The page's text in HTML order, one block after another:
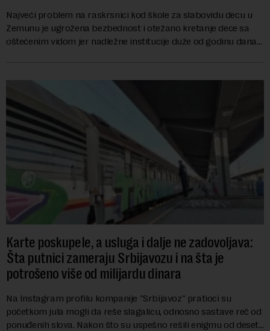
Najveći problem na raskrsnici kod škole za slabovidu decu u
Zemunu je ugrožena bezbednost i otežano kretanje dece sa
oštećenim vidom jer nadležne institucije duže od godinu dana
Karte poskupele, a usluga i dalje ne zadovoljava:
Šta putnici zameraju Srbijavozu i na šta je
potrošeno više od milijardu dinara
Na Instagram profilu kompanije "Srbijavoz" pratioci su
početkom jula mogli da reše slagalicu, odnosno sastave reč od
ponuđenih slova. Nakon što su uspešno rešili enigmu od deset